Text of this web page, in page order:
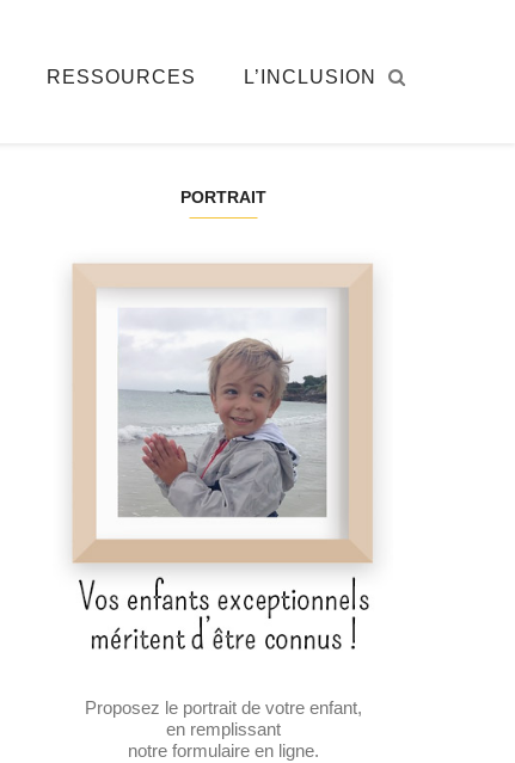
RESSOURCES L’INCLUSION
PORTRAIT
Proposez le portrait de votre enfant,
en remplissant
notre formulaire en ligne.